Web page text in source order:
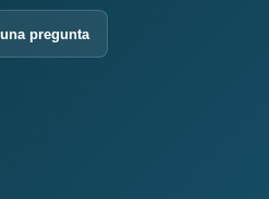
pregunta